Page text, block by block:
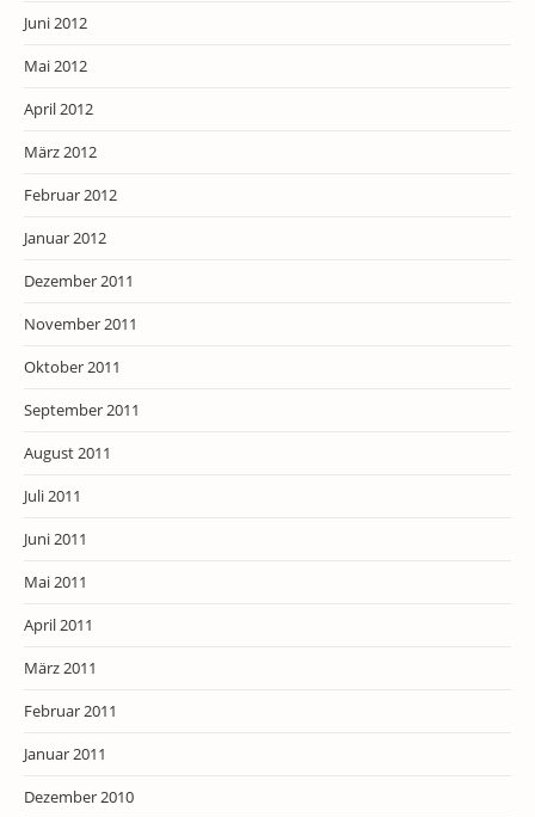
Juni 2012
Mai 2012
April 2012
März 2012
Februar 2012
Januar 2012
Dezember 2011
November 2011
Oktober 2011
September 2011
August 2011
Juli 2011
Juni 2011
Mai 2011
April 2011
März 2011
Februar 2011
Januar 2011
Dezember 2010